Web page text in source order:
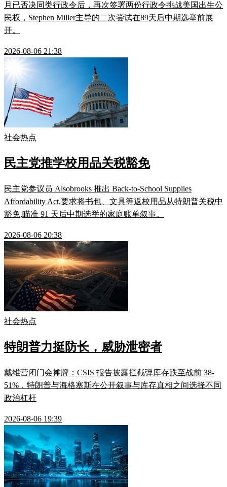
月已否决同类行政令后，再次签署两份行政令挑战美国出生公
民权，Stephen Miller主导的二次尝试在89天后中期选举前展
开。
2026-08-06 21:38
社会热点
民主党推学校用品关税豁免
民主党参议员 Alsobrooks 推出 Back-to-School Supplies
Affordability Act,要求将书包、文具等返校用品从特朗普关税中
豁免,瞄准 91 天后中期选举的家庭账单叙事。
2026-08-06 20:38
社会热点
特朗普力挺防长，威胁泄密者
戴维营闭门会摊牌：CSIS 报告披露拦截弹库存跌至战前 38-
51%，特朗普与海格塞斯在公开叙事与库存真相之间选择不同
政治杠杆
2026-08-06 19:39